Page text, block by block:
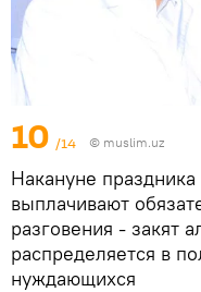
10 /14 © muslim.uz
Накануне
выплачивают
разговения - закят
распределяется в
нуждающихся